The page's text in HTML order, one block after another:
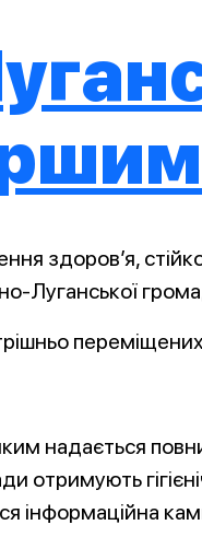
здоров’я,
Луганської
надається
отримують
інформаційна